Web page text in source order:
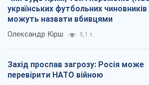
українських футбольних чиновників
можуть назвати вбивцями
Олександр Кірш 5,1 т.
Захід проспав загрозу: Росія може
перевірити НАТО війною